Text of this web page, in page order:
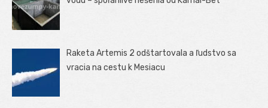
Raketa Artemis 2 odštartovala a ľudstvo sa
vracia na cestu k Mesiacu